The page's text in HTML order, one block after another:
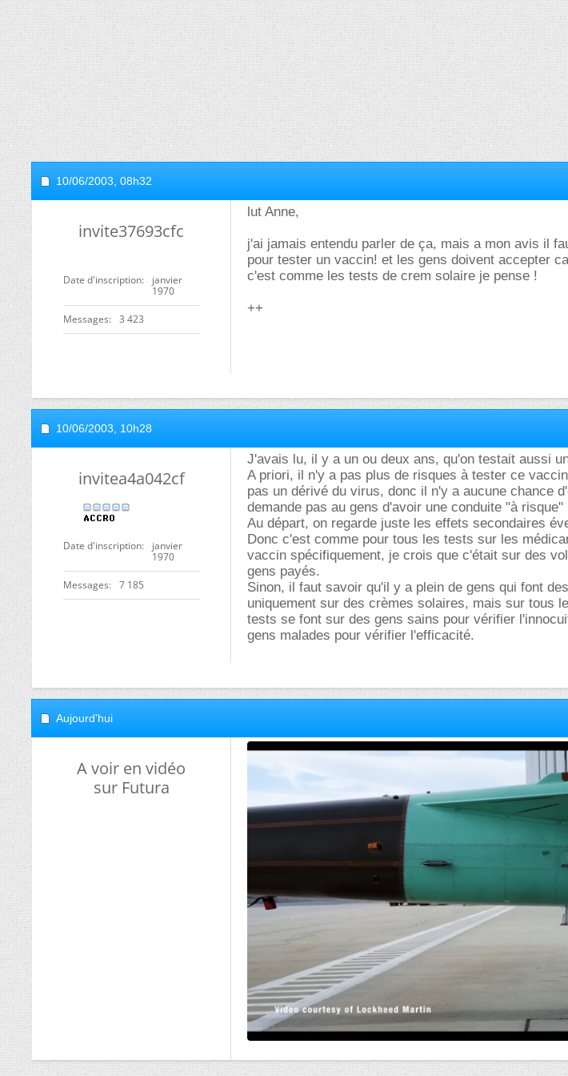
10/06/2003, 08h32
invite37693cfc
Date d'inscription
janvier
1970
Messages 3 423
lut Anne,
j'ai jamais entendu parler de ça, mais a mon avis il
pour tester un vaccin! et les gens doivent accepter
c'est comme les tests de crem solaire je pense !
++
10/06/2003, 10h28
invitea4a042cf
Date d'inscription
janvier
1970
Messages 7 185
J'avais lu, il y a un ou deux ans, qu'on testait aussi
A priori, il n'y a pas plus de risques à tester ce
pas un dérivé du virus, donc il n'y a aucune chance
demande pas au gens d'avoir une conduite "à
Au départ, on regarde juste les effets secondaires
Donc c'est comme pour tous les tests sur les
vaccin spécifiquement, je crois que c'était sur des
gens payés.
Sinon, il faut savoir qu'il y a plein de gens qui font
uniquement sur des crèmes solaires, mais sur tous
tests se font sur des gens sains pour vérifier
gens malades pour vérifier l'efficacité.
Aujourd'hui
A voir en vidéo
sur Futura